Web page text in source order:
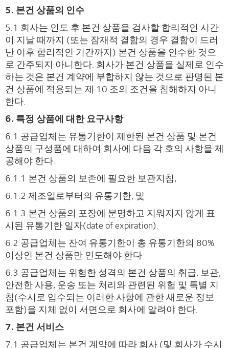
5. 본건 상품의 인수
5.1 회사는 인도 후 본건 상품을 검사할 합리적인 시간
이 지날 때까지 (또는 잠재적 결함의 경우 결함이 드러
난 이후 합리적인 기간까지) 본건 상품을 인수한 것으
로 간주되지 아니한다. 회사가 본건 상품을 실제로 인수
하는 것은 본건 계약에 부합하지 않는 것으로 판명된 본
건 상품에 적용되는 제 10 조의 조건을 침해하지 아니
한다.
6. 특정 상품에 대한 요구사항
6.1 공급업체는 유통기한이 제한된 본건 상품 및 본건
상품의 구성품에 대하여 회사에 다음 각 호의 사항을 제
공해야 한다.
6.1.1 본건 상품의 보존에 필요한 보관지침,
6.1.2 제조일로부터의 유통기한, 및
6.1.3 본건 상품의 포장에 분명하고 지워지지 않게 표
시된 유통기한 일자(date of expiration).
6.2 공급업체는 잔여 유통기한이 총 유통기한의 80%
이상인 본건 상품만 인도해야 한다.
6.3 공급업체는 위험한 성격의 본건 상품의 취급, 보관,
안전한 사용, 운송 또는 처리와 관련된 위험 및 특별 지
침(수시로 입수되는 이러한 사항에 관한 새로운 정보
포함)을 지체 없이 서면으로 회사에 알려야 한다.
7. 본건 서비스
7.1 공급업체는 본건 계약에 따라 회사 (및 회사가 수시